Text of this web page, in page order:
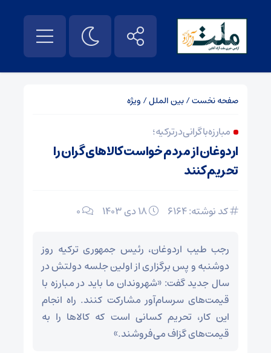
صفحه نخست/بین الملل/ ویژه
مبارزه با گرانی در ترکیه؛
اردوغان از مردم خواست کالاهای گران را
تحریم کنند
کد نوشته: 6164 0
رجب طیب اردوغان، رئیس جمهوری ترکیه روز
دوشنبه و پس برگزاری از اولین جلسه دولتش در
سال جدید گفت: «شهروندان ما باید در مبارزه با
قیمت‌های سرسام‌آور مشارکت کنند. راه انجام
این کار، تحریم کسانی است که کالاها را به
قیمت‌های گزاف می‌فروشند.»